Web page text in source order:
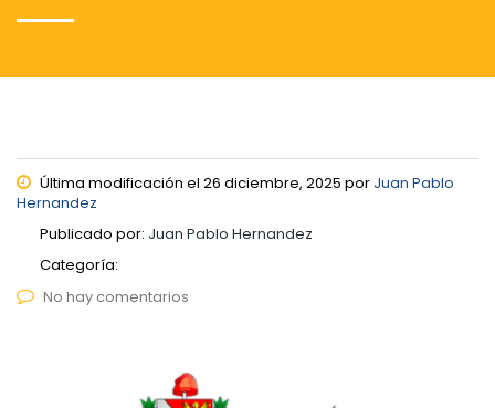
Última modificación el 26 diciembre, 2025 por Juan Pablo
Hernandez
Publicado por: Juan Pablo Hernandez
Categoría:
No hay comentarios